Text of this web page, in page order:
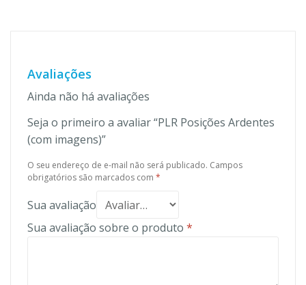
Avaliações
Ainda não há avaliações
Seja o primeiro a avaliar “PLR Posições Ardentes
(com imagens)”
O seu endereço de e-mail não será publicado. Campos
obrigatórios são marcados com *
Sua avaliação
Sua avaliação sobre o produto *